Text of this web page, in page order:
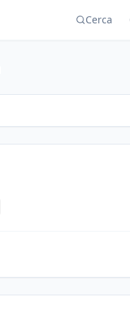
Cerca